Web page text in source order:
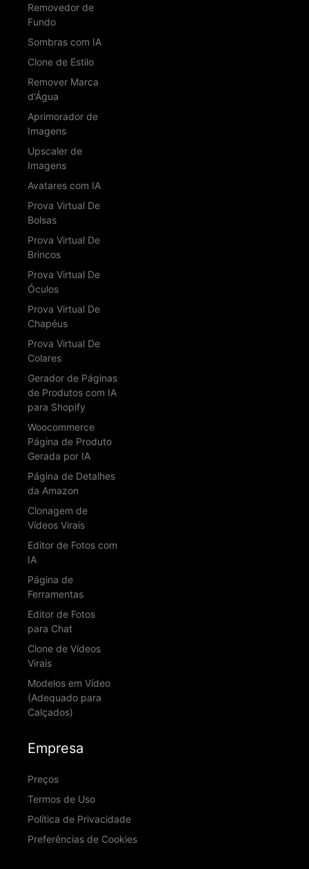
Removedor de
Fundo
Sombras com IA
Clone de Estilo
Remover Marca
d'Água
Aprimorador de
Imagens
Upscaler de
Imagens
Avatares com IA
Prova Virtual De
Bolsas
Prova Virtual De
Brincos
Prova Virtual De
Óculos
Prova Virtual De
Chapéus
Prova Virtual De
Colares
Gerador de Páginas
de Produtos com IA
para Shopify
Woocommerce
Página de Produto
Gerada por IA
Página de Detalhes
da Amazon
Clonagem de
Vídeos Virais
Editor de Fotos com
IA
Página de
Ferramentas
Editor de Fotos
para Chat
Clone de Vídeos
Virais
Modelos em Vídeo
(Adequado para
Calçados)
Empresa
Preços
Termos de Uso
Política de Privacidade
Preferências de Cookies